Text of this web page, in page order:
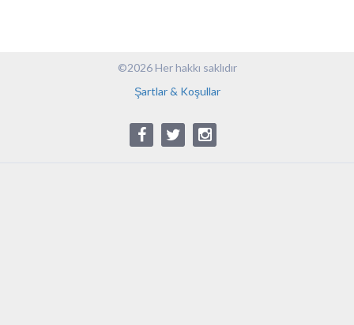
©2026 Her hakkı saklıdır
Şartlar & Koşullar